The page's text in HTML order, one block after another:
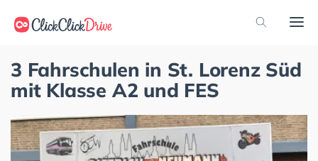
3 Fahrschulen in St. Lorenz Süd
mit Klasse A2 und FES